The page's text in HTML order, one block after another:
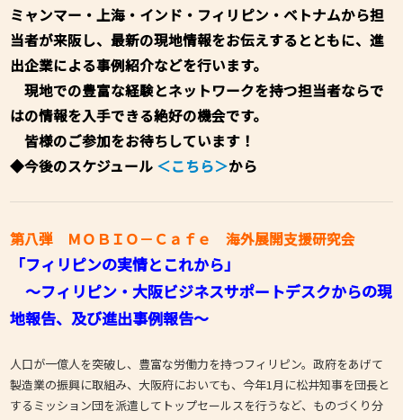
ミャンマー・上海・インド・フィリピン・ベトナムから担
当者が来阪し、最新の現地情報をお伝えするとともに、進
出企業による事例紹介などを行います。
現地での豊富な経験とネットワークを持つ担当者ならで
はの情報を入手できる絶好の機会です。
皆様のご参加をお待ちしています！
◆今後のスケジュール ＜こちら＞から
第八弾 ＭＯＢＩＯ－Ｃａｆｅ 海外展開支援研究会
「フィリピンの実情とこれから」
～フィリピン・大阪ビジネスサポートデスクからの現
地報告、及び進出事例報告～
人口が一億人を突破し、豊富な労働力を持つフィリピン。政府をあげて
製造業の振興に取組み、大阪府においても、今年1月に松井知事を団長と
するミッション団を派遣してトップセールスを行うなど、ものづくり分